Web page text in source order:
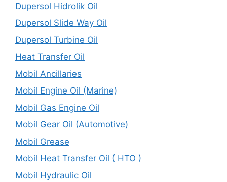
Dupersol Hidrolik Oil
Dupersol Slide Way Oil
Dupersol Turbine Oil
Heat Transfer Oil
Mobil Ancillaries
Mobil Engine Oil (Marine)
Mobil Gas Engine Oil
Mobil Gear Oil (Automotive)
Mobil Grease
Mobil Heat Transfer Oil ( HTO )
Mobil Hydraulic Oil